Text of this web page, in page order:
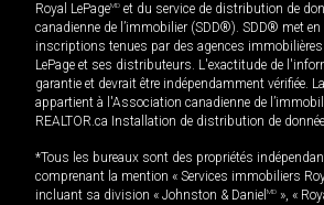
Royal LePageMD et du service de distribution de
canadienne de l’immobilier (SDD®). SDD® met en
inscriptions tenues par des agences immobilières
LePage et ses distributeurs. L'exactitude de
garantie et devrait être indépendamment vérifiée.
appartient à l'Association canadienne de
REALTOR.ca Installation de distribution de
*Tous les bureaux sont des propriétés
comprenant la mention « Services immobiliers
incluant sa division « Johnston & Daniel MD », «